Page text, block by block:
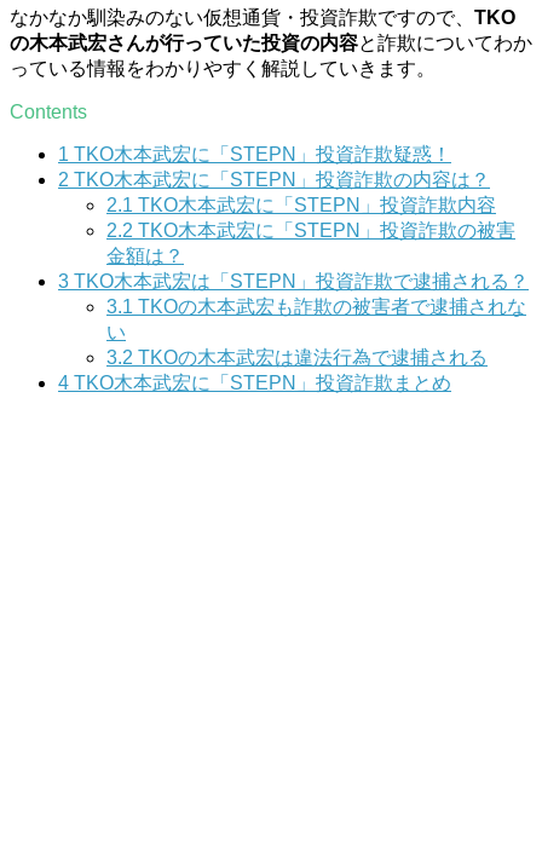
なかなか馴染みのない仮想通貨・投資詐欺ですので、 TKO
の木本武宏さんが行っていた投資の内容と詐欺についてわか
っている情報をわかりやすく解説していきます。
Contents
1 TKO木本武宏に「STEPN」投資詐欺疑惑！
2 TKO木本武宏に「STEPN」投資詐欺の内容は？
2.1 TKO木本武宏に「STEPN」投資詐欺内容
2.2 TKO木本武宏に「STEPN」投資詐欺の被害
金額は？
3 TKO木本武宏は「STEPN」投資詐欺で逮捕される？
3.1 TKOの木本武宏も詐欺の被害者で逮捕されな
い
3.2 TKOの木本武宏は違法行為で逮捕される
4 TKO木本武宏に「STEPN」投資詐欺まとめ